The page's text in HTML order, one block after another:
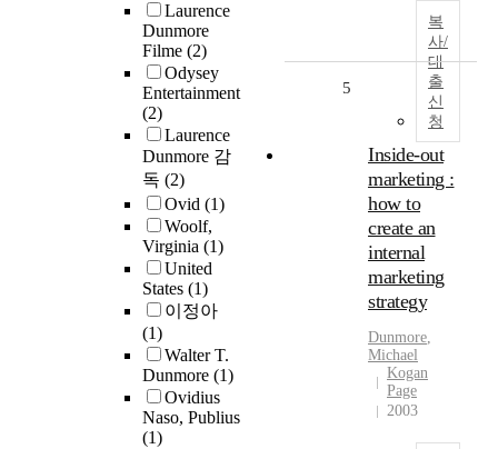
Laurence
Dunmore
Filme (2)
Odysey
Entertainment
(2)
Laurence
Dunmore 감
독 (2)
Ovid (1)
Woolf,
Virginia (1)
United
States (1)
이정아
(1)
Walter T.
Dunmore (1)
Ovidius
Naso, Publius
(1)
복
사/
대
출
신
청
5
Inside-out
marketing :
how to
create an
internal
marketing
strategy
Dunmore,
Michael
Kogan
Page
2003